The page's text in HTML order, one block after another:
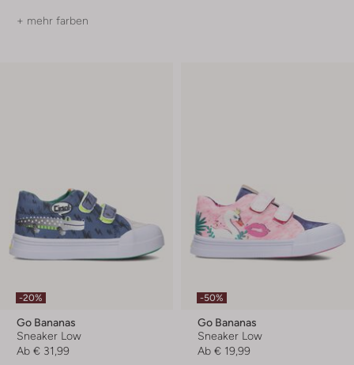
+ mehr farben
-20%
Go Bananas
Sneaker Low
Ab € 31,99
-50%
Go Bananas
Sneaker Low
Ab € 19,99